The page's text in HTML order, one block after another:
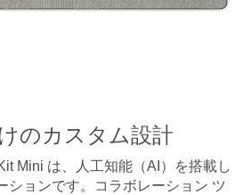
のカスタム設計
Mini は、人工知能（AI）を搭載し
ションです。コラボレーション ツ